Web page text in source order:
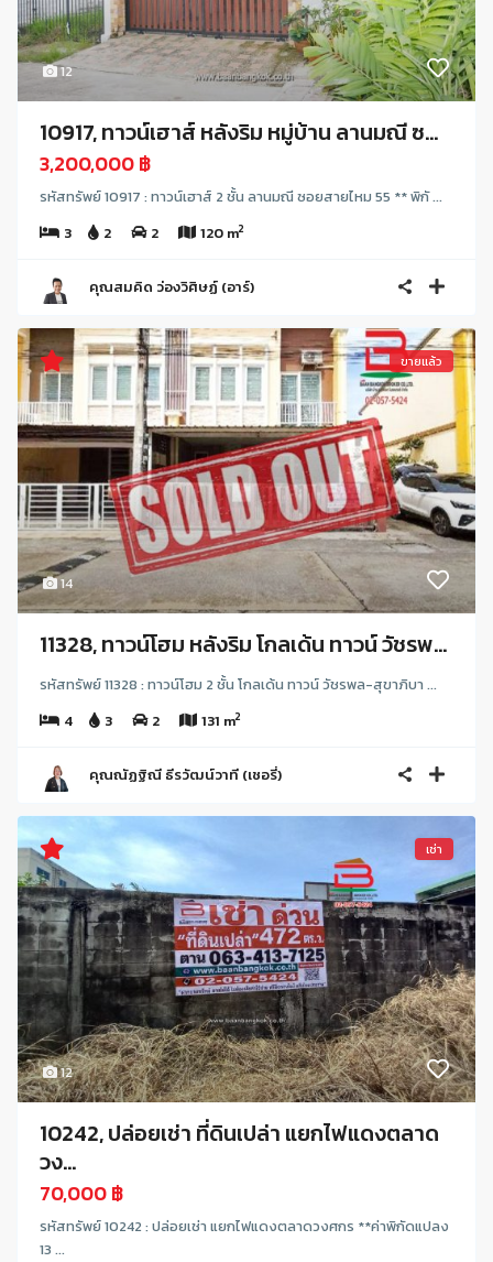
12
10917, ทาวน์เฮาส์ หลังริม หมู่บ้าน ลานมณี ซ...
3,200,000 ฿
รหัสทรัพย์ 10917 : ทาวน์เฮาส์ 2 ชั้น ลานมณี ซอยสายไหม 55 ** พิกั ...
3
2 2 120 m2
คุณสมคิด ว่องวิศิษฏ์ (อาร์)
14
ขายแล้ว
11328, ทาวน์โฮม หลังริม โกลเด้น ทาวน์ วัชรพ...
รหัสทรัพย์ 11328 : ทาวน์โฮม 2 ชั้น โกลเด้น ทาวน์ วัชรพล-สุขาภิบา ...
4
3 2 131 m2
คุณณัฏฐิณี ธีรวัฒน์วาที (เชอรี่)
12
เช่า
10242, ปล่อยเช่า ที่ดินเปล่า แยกไฟแดงตลาด
วง...
70,000 ฿
รหัสทรัพย์ 10242 : ปล่อยเช่า แยกไฟแดงตลาดวงศกร **ค่าพิกัดแปลง
13 ...